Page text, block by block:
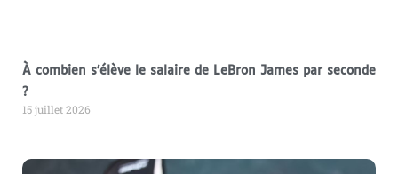
À combien s’élève le salaire de LeBron James par seconde
?
15 juillet 2026